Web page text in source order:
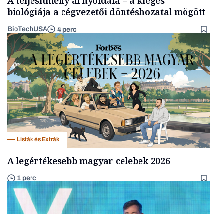
biológiája a cégvezetői döntéshozatal mögött
BioTechUSA 4 perc
Listák és Extrák
A legértékesebb magyar celebek 2026
1 perc